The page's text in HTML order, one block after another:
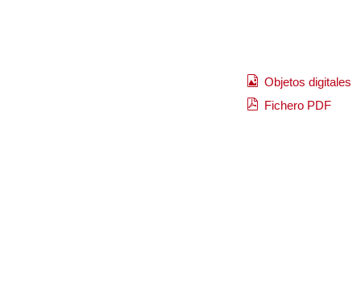
Objetos digitales
Fichero PDF